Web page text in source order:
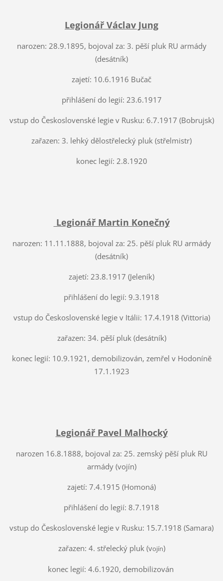
Legionář Václav Jung
narozen: 28.9.1895, bojoval za: 3. pěší pluk RU armády
(desátník)
zajetí: 10.6.1916 Bučač
přihlášení do legií: 23.6.1917
vstup do Československé legie v Rusku: 6.7.1917 (Bobrujsk)
zařazen: 3. lehký dělostřelecký pluk (střelmistr)
konec legií: 2.8.1920
Legionář Martin Konečný
narozen: 11.11.1888, bojoval za: 25. pěší pluk RU armády
(desátník)
zajetí: 23.8.1917 (Jeleník)
přihlášení do legií: 9.3.1918
vstup do Československé legie v Itálii: 17.4.1918 (Vittoria)
zařazen: 34. pěší pluk (desátník)
konec legií: 10.9.1921, demobilizován, zemřel v Hodoníně
17.1.1923
Legionář Pavel Malhocký
narozen 16.8.1888, bojoval za: 25. zemský pěší pluk RU
armády (vojín)
zajetí: 7.4.1915 (Homoná)
přihlášení do legií: 8.7.1918
vstup do Československé legie v Rusku: 15.7.1918 (Samara)
zařazen: 4. střelecký pluk (vojín)
konec legií: 4.6.1920, demobilizován